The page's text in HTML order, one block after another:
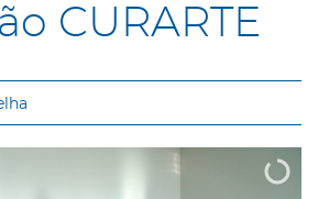
CURARTE